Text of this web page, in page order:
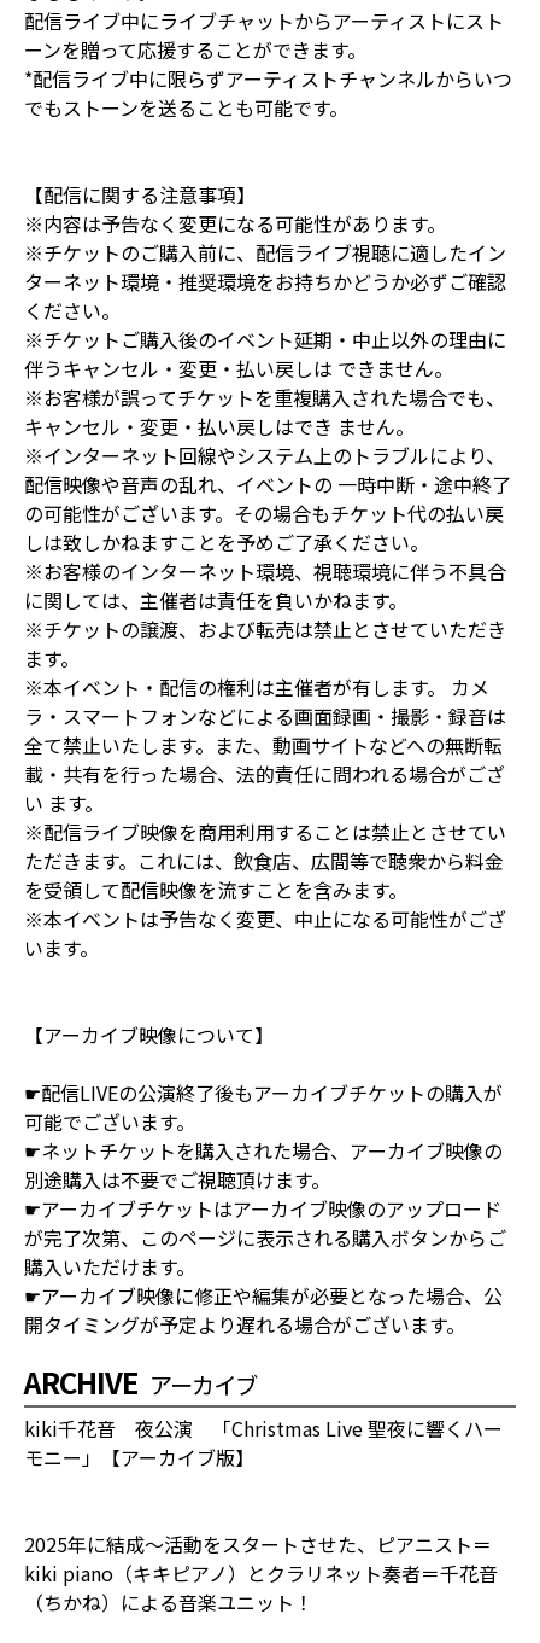
配信ライブ中にライブチャットからアーティストにスト
ーンを贈って応援することができます。
*配信ライブ中に限らずアーティストチャンネルからいつ
でもストーンを送ることも可能です。
【配信に関する注意事項】
※内容は予告なく変更になる可能性があります。
※チケットのご購入前に、配信ライブ視聴に適したイン
ターネット環境・推奨環境をお持ちかどうか必ずご確認
ください。
※チケットご購入後のイベント延期・中止以外の理由に
伴うキャンセル・変更・払い戻しは できません。
※お客様が誤ってチケットを重複購入された場合でも、
キャンセル・変更・払い戻しはでき ません。
※インターネット回線やシステム上のトラブルにより、
配信映像や音声の乱れ、イベントの 一時中断・途中終了
の可能性がございます。その場合もチケット代の払い戻
しは致しかねますことを予めご了承ください。
※お客様のインターネット環境、視聴環境に伴う不具合
に関しては、主催者は責任を負いかねます。
※チケットの譲渡、および転売は禁止とさせていただき
ます。
※本イベント・配信の権利は主催者が有します。 カメ
ラ・スマートフォンなどによる画面録画・撮影・録音は
全て禁止いたします。また、動画サイトなどへの無断転
載・共有を行った場合、法的責任に問われる場合がござ
い ます。
※配信ライブ映像を商用利用することは禁止とさせてい
ただきます。これには、飲食店、広間等で聴衆から料金
を受領して配信映像を流すことを含みます。
※本イベントは予告なく変更、中止になる可能性がござ
います。
【アーカイブ映像について】
☛配信LIVEの公演終了後もアーカイブチケットの購入が
可能でございます。
☛ネットチケットを購入された場合、アーカイブ映像の
別途購入は不要でご視聴頂けます。
☛アーカイブチケットはアーカイブ映像のアップロード
が完了次第、このページに表示される購入ボタンからご
購入いただけます。
☛アーカイブ映像に修正や編集が必要となった場合、公
開タイミングが予定より遅れる場合がございます。
ARCHIVE アーカイブ
kiki千花音 夜公演 「Christmas Live 聖夜に響くハー
モニー」【アーカイブ版】
2025年に結成～活動をスタートさせた、ピアニスト＝
kiki piano（キキピアノ）とクラリネット奏者＝千花音
（ちかね）による音楽ユニット！